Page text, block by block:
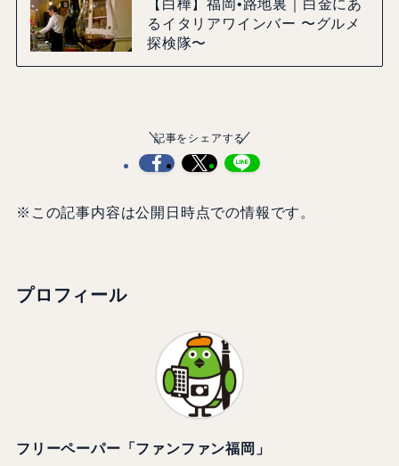
【白樺】福岡•路地裏｜白金にあ
るイタリアワインバー 〜グルメ
探検隊〜
記事をシェアする
※この記事内容は公開日時点での情報です。
プロフィール
フリーペーパー「ファンファン福岡」